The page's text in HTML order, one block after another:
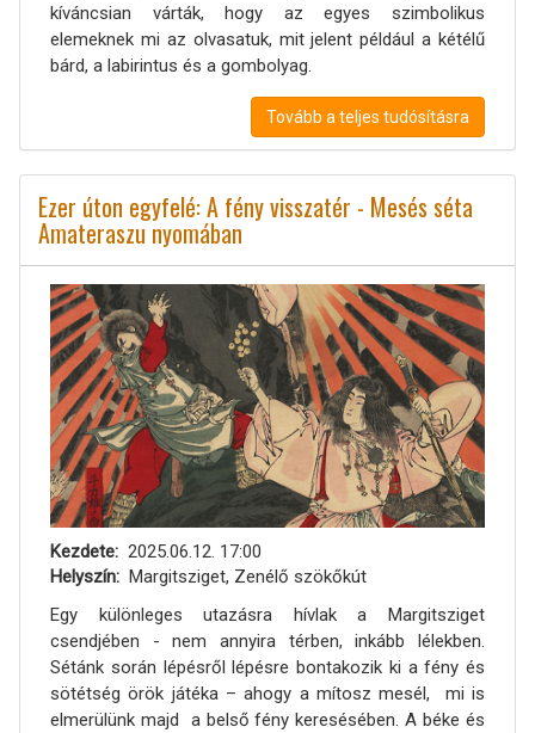
kíváncsian várták, hogy az egyes szimbolikus
elemeknek mi az olvasatuk, mit jelent például a kétélű
bárd, a labirintus és a gombolyag.
Tovább a teljes tudósításra
Ezer úton egyfelé: A fény visszatér - Mesés séta
Amateraszu nyomában
Kezdete
2025.06.12. 17:00
Helyszín
Margitsziget, Zenélő szökőkút
Egy különleges utazásra hívlak a Margitsziget
csendjében - nem annyira térben, inkább lélekben.
Sétánk során lépésről lépésre bontakozik ki a fény és
sötétség örök játéka – ahogy a mítosz mesél, mi is
elmerülünk majd a belső fény keresésében. A béke és